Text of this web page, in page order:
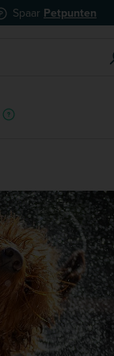
Spaar Petpunten